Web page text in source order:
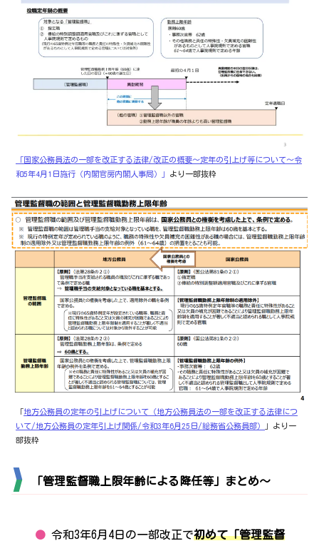
「国家公務員法の一部を改正する法律/改正の概要～定年の引上げ等について～令
和5年4月1日施行（内閣官房内閣人事局）」 より一部抜粋
「地方公務員の定年の引上げについて（地方公務員法の一部を改正する法律につ
いて/地方公務員の定年引上げ関係/令和3年6月25日/総務省公務員部）
」より一
部抜粋
「管理監督職上限年齢による降任等」まとめ～
令和3年6月4日の一部改正で初めて「管理監督